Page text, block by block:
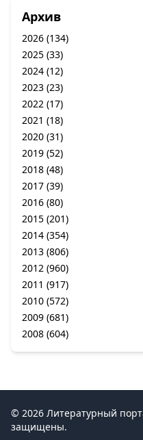
Архив
2026 (134)
2025 (33)
2024 (12)
2023 (23)
2022 (17)
2021 (18)
2020 (31)
2019 (52)
2018 (48)
2017 (39)
2016 (80)
2015 (201)
2014 (354)
2013 (806)
2012 (960)
2011 (917)
2010 (572)
2009 (681)
2008 (604)
© 2026 Литературный
защищены.